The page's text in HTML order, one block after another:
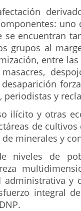
uno
encuentran
grupos al
entre
y
ilícito y otras
de cultivos
minerales y
niveles de
y
integral